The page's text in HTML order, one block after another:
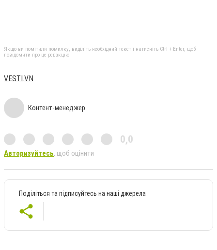
Якщо ви помітили помилку, виділіть необхідний текст і натисніть Ctrl + Enter, щоб
повідомити про це редакцію
VESTI.VN
Контент-менеджер
0,0
Авторизуйтесь, щоб оцінити
Поділіться та підписуйтесь на наші джерела